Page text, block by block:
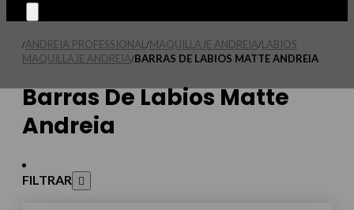
/ANDREIA PROFESSIONAL /MAQUILLAJE ANDREIA/LABIOS
MAQUILLAJE ANDREIA/BARRAS DE LABIOS MATTE ANDREIA
Barras De Labios Matte
Andreia
FILTRAR